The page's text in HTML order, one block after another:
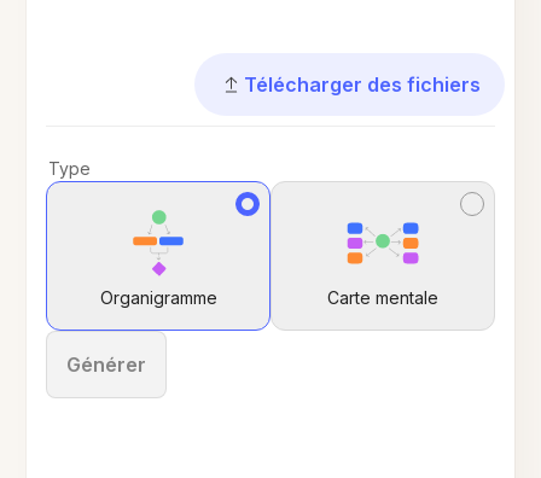
Télécharger des fichiers
Type
Organigramme Carte mentale
Générer